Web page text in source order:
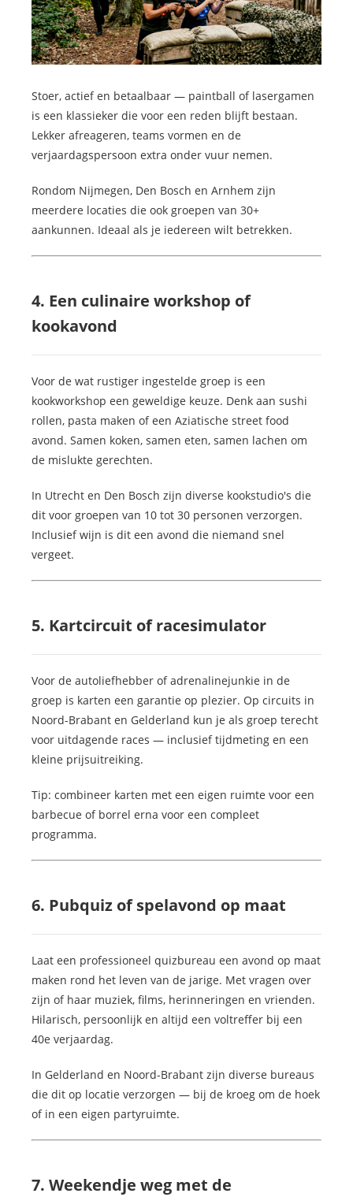
Stoer, actief en betaalbaar — paintball of lasergamen
is een klassieker die voor een reden blijft bestaan.
Lekker afreageren, teams vormen en de
verjaardagspersoon extra onder vuur nemen.
Rondom Nijmegen, Den Bosch en Arnhem zijn
meerdere locaties die ook groepen van 30+
aankunnen. Ideaal als je iedereen wilt betrekken.
4. Een culinaire workshop of
kookavond
Voor de wat rustiger ingestelde groep is een
kookworkshop een geweldige keuze. Denk aan sushi
rollen, pasta maken of een Aziatische street food
avond. Samen koken, samen eten, samen lachen om
de mislukte gerechten.
In Utrecht en Den Bosch zijn diverse kookstudio's die
dit voor groepen van 10 tot 30 personen verzorgen.
Inclusief wijn is dit een avond die niemand snel
vergeet.
5. Kartcircuit of racesimulator
Voor de autoliefhebber of adrenalinejunkie in de
groep is karten een garantie op plezier. Op circuits in
Noord-Brabant en Gelderland kun je als groep terecht
voor uitdagende races — inclusief tijdmeting en een
kleine prijsuitreiking.
Tip: combineer karten met een eigen ruimte voor een
barbecue of borrel erna voor een compleet
programma.
6. Pubquiz of spelavond op maat
Laat een professioneel quizbureau een avond op maat
maken rond het leven van de jarige. Met vragen over
zijn of haar muziek, films, herinneringen en vrienden.
Hilarisch, persoonlijk en altijd een voltreffer bij een
40e verjaardag.
In Gelderland en Noord-Brabant zijn diverse bureaus
die dit op locatie verzorgen — bij de kroeg om de hoek
of in een eigen partyruimte.
7. Weekendje weg met de